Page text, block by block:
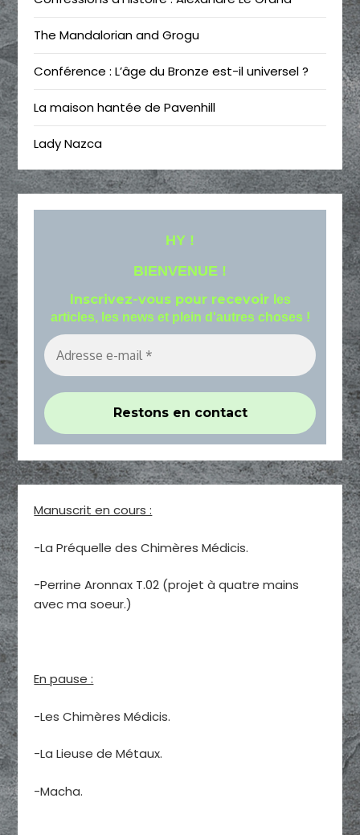
The Mandalorian and Grogu
Conférence : L’âge du Bronze est-il universel ?
La maison hantée de Pavenhill
Lady Nazca
HY !
BIENVENUE !
Inscrivez-vous pour recevoir les
articles, les news et plein d'autres choses !
Manuscrit en cours :
-La Préquelle des Chimères Médicis.
-Perrine Aronnax T.02 (projet à quatre mains
avec ma soeur.)
En pause :
-Les Chimères Médicis.
-La Lieuse de Métaux.
-Macha.